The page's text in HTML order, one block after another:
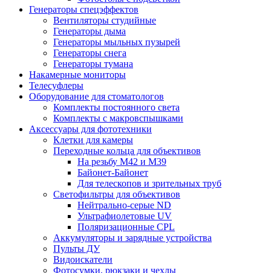
Генераторы спецэффектов
Вентиляторы студийные
Генераторы дыма
Генераторы мыльных пузырей
Генераторы снега
Генераторы тумана
Накамерные мониторы
Телесуфлеры
Оборудование для стоматологов
Комплекты постоянного света
Комплекты с макровспышками
Аксессуары для фототехники
Клетки для камеры
Переходные кольца для объективов
На резьбу М42 и М39
Байонет-Байонет
Для телескопов и зрительных труб
Светофильтры для объективов
Нейтрально-серые ND
Ультрафиолетовые UV
Поляризационные CPL
Аккумуляторы и зарядные устройства
Пульты ДУ
Видоискатели
Фотосумки, рюкзаки и чехлы